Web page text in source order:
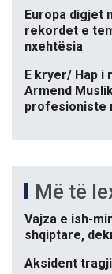
Europa digjet
rekordet e
nxehtësia
E kryer/ Hap i
Armend
profesioniste
Më të
Vajza e ish-
shqiptare,
Aksident